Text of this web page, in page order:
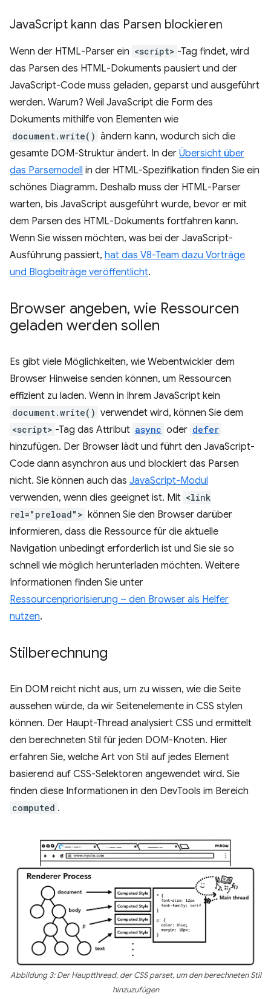
JavaScript kann das Parsen blockieren
Wenn der HTML-Parser ein <script> -Tag findet, wird
das Parsen des HTML-Dokuments pausiert und der
JavaScript-Code muss geladen, geparst und ausgeführt
werden. Warum? Weil JavaScript die Form des
Dokuments mithilfe von Elementen wie
document.write() ändern kann, wodurch sich die
gesamte DOM-Struktur ändert. In der Übersicht über
das Parsemodell in der HTML-Spezifikation finden Sie ein
schönes Diagramm. Deshalb muss der HTML-Parser
warten, bis JavaScript ausgeführt wurde, bevor er mit
dem Parsen des HTML-Dokuments fortfahren kann.
Wenn Sie wissen möchten, was bei der JavaScript-
Ausführung passiert, hat das V8-Team dazu Vorträge
und Blogbeiträge veröffentlicht.
Browser angeben, wie Ressourcen
geladen werden sollen
Es gibt viele Möglichkeiten, wie Webentwickler dem
Browser Hinweise senden können, um Ressourcen
effizient zu laden. Wenn in Ihrem JavaScript kein
document.write() verwendet wird, können Sie dem
<script> -Tag das Attribut async oder defer
hinzufügen. Der Browser lädt und führt den JavaScript-
Code dann asynchron aus und blockiert das Parsen
nicht. Sie können auch das JavaScript-Modul
verwenden, wenn dies geeignet ist. Mit <link
rel="preload"> können Sie den Browser darüber
informieren, dass die Ressource für die aktuelle
Navigation unbedingt erforderlich ist und Sie sie so
schnell wie möglich herunterladen möchten. Weitere
Informationen finden Sie unter
Ressourcenpriorisierung – den Browser als Helfer
nutzen.
Stilberechnung
Ein DOM reicht nicht aus, um zu wissen, wie die Seite
aussehen würde, da wir Seitenelemente in CSS stylen
können. Der Haupt-Thread analysiert CSS und ermittelt
den berechneten Stil für jeden DOM-Knoten. Hier
erfahren Sie, welche Art von Stil auf jedes Element
basierend auf CSS-Selektoren angewendet wird. Sie
finden diese Informationen in den DevTools im Bereich
computed .
Abbildung 3: Der Hauptthread, der CSS parset, um den berechneten Stil
hinzuzufügen